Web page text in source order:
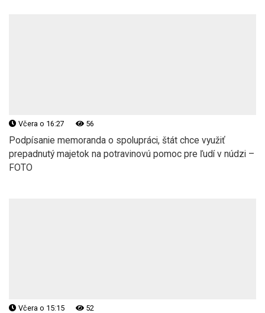
Včera o 16:27 56
Podpísanie memoranda o spolupráci, štát chce využiť
prepadnutý majetok na potravinovú pomoc pre ľudí v núdzi –
FOTO
Včera o 15:15 52